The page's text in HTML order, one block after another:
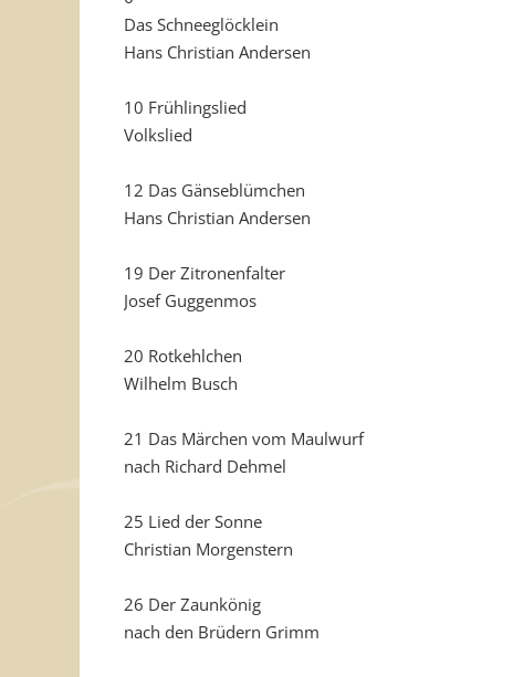
Das Schneeglöcklein
Hans Christian Andersen
10 Frühlingslied
Volkslied
12 Das Gänseblümchen
Hans Christian Andersen
19 Der Zitronenfalter
Josef Guggenmos
20 Rotkehlchen
Wilhelm Busch
21 Das Märchen vom Maulwurf
nach Richard Dehmel
25 Lied der Sonne
Christian Morgenstern
26 Der Zaunkönig
nach den Brüdern Grimm